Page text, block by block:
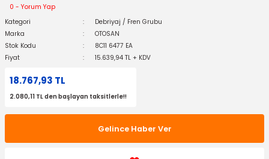
0 - Yorum Yap
Kategori
Debriyaj / Fren Grubu
Marka
OTOSAN
Stok Kodu
8C11 6477 EA
Fiyat
15.639,94 TL + KDV
18.767,93 TL
2.080,11 TL den başlayan taksitlerle!!
Gelince Haber Ver